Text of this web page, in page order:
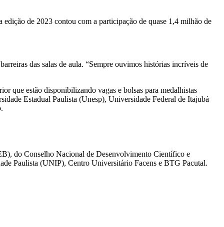
de 2023 contou com a participação de quase 1,4 milhão de
das salas de aula. “Sempre ouvimos histórias incríveis de
que estão disponibilizando vagas e bolsas para medalhistas
Estadual Paulista (Unesp), Universidade Federal de Itajubá
do Conselho Nacional de Desenvolvimento Científico e
Paulista (UNIP), Centro Universitário Facens e BTG Pacutal.